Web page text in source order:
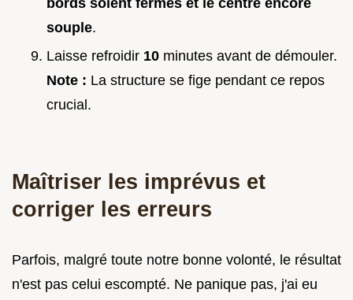
souple.
Laisse refroidir 10 minutes avant de démouler.
Note : La structure se fige pendant ce repos
crucial.
Maîtriser les imprévus et
corriger les erreurs
Parfois, malgré toute notre bonne volonté, le résultat
n'est pas celui escompté. Ne panique pas, j'ai eu